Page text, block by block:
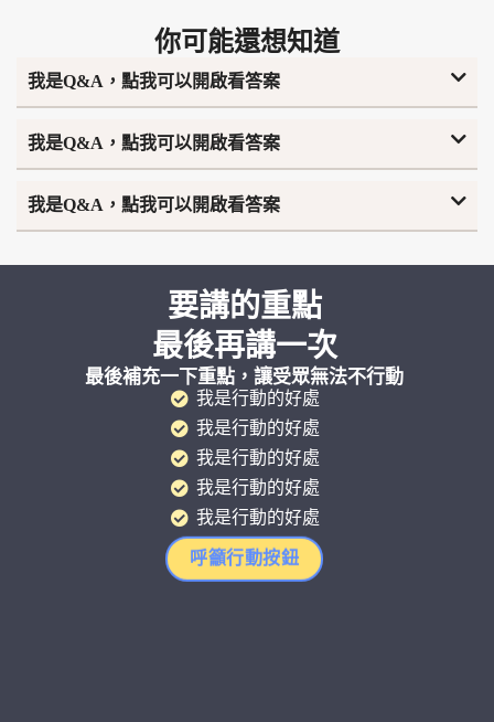
你可能還想知道
我是Q&A，點我可以開啟看答案
我是Q&A，點我可以開啟看答案
我是Q&A，點我可以開啟看答案
要講的重點
最後再講一次
最後補充一下重點，讓受眾無法不行動
我是行動的好處
我是行動的好處
我是行動的好處
我是行動的好處
我是行動的好處
呼籲行動按鈕